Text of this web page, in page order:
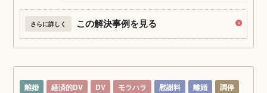
さらに詳しく この解決事例を見る
離婚 経済的DV DV モラハラ 慰謝料 離婚
調停